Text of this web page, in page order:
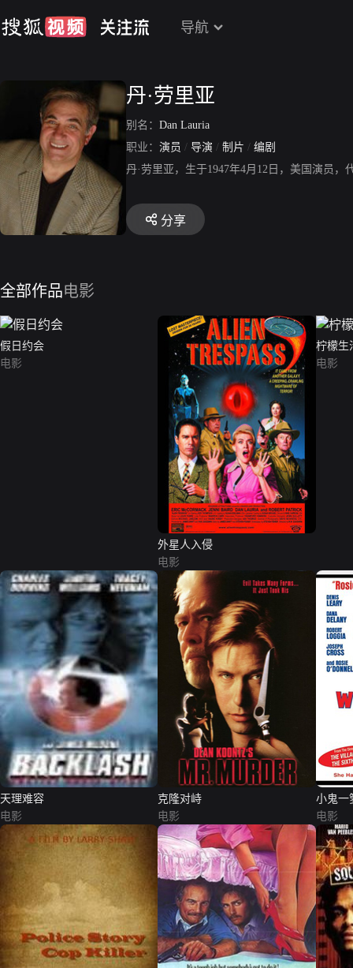
导航
丹·劳里亚
别名： Dan Lauria
职业： 演员 / 导演 / 制片 / 编剧
丹·劳里亚，生于1947年4月12日，美国演员
分享
全部作品电影
假日约会
电影
外星人入侵
电影
柠檬生
电影
天理难容
电影
克隆对峙
电影
小鬼一
电影